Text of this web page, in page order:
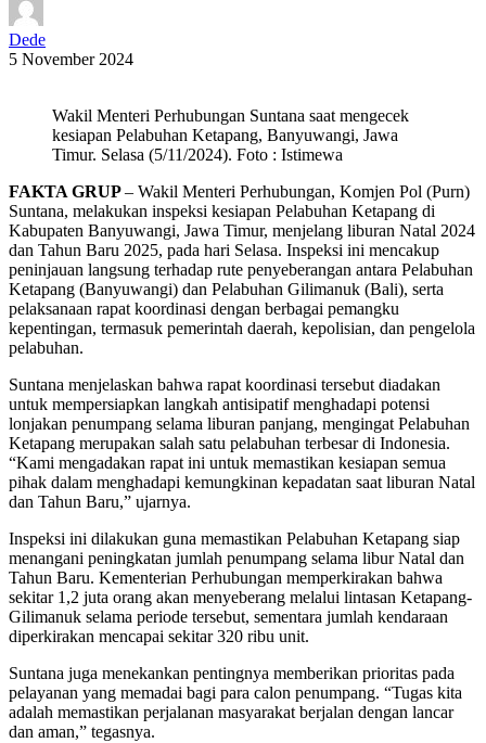
Dede
5 November 2024
Wakil Menteri Perhubungan Suntana saat mengecek
kesiapan Pelabuhan Ketapang, Banyuwangi, Jawa
Timur. Selasa (5/11/2024). Foto : Istimewa
FAKTA GRUP– Wakil Menteri Perhubungan, Komjen Pol (Purn)
Suntana, melakukan inspeksi kesiapan Pelabuhan Ketapang di
Kabupaten Banyuwangi, Jawa Timur, menjelang liburan Natal 2024
dan Tahun Baru 2025, pada hari Selasa. Inspeksi ini mencakup
peninjauan langsung terhadap rute penyeberangan antara Pelabuhan
Ketapang (Banyuwangi) dan Pelabuhan Gilimanuk (Bali), serta
pelaksanaan rapat koordinasi dengan berbagai pemangku
kepentingan, termasuk pemerintah daerah, kepolisian, dan pengelola
pelabuhan.
Suntana menjelaskan bahwa rapat koordinasi tersebut diadakan
untuk mempersiapkan langkah antisipatif menghadapi potensi
lonjakan penumpang selama liburan panjang, mengingat Pelabuhan
Ketapang merupakan salah satu pelabuhan terbesar di Indonesia.
“Kami mengadakan rapat ini untuk memastikan kesiapan semua
pihak dalam menghadapi kemungkinan kepadatan saat liburan Natal
dan Tahun Baru,” ujarnya.
Inspeksi ini dilakukan guna memastikan Pelabuhan Ketapang siap
menangani peningkatan jumlah penumpang selama libur Natal dan
Tahun Baru. Kementerian Perhubungan memperkirakan bahwa
sekitar 1,2 juta orang akan menyeberang melalui lintasan Ketapang-
Gilimanuk selama periode tersebut, sementara jumlah kendaraan
diperkirakan mencapai sekitar 320 ribu unit.
Suntana juga menekankan pentingnya memberikan prioritas pada
pelayanan yang memadai bagi para calon penumpang. “Tugas kita
adalah memastikan perjalanan masyarakat berjalan dengan lancar
dan aman,” tegasnya.